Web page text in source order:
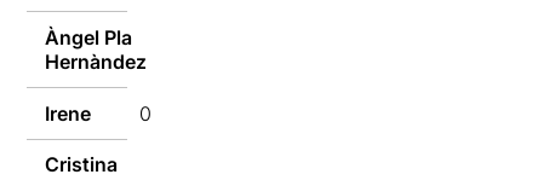
Àngel Pla
Hernàndez
Irene 08/09/2014
Cristina